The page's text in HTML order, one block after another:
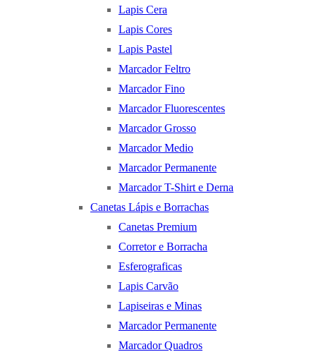
Lapis Cera
Lapis Cores
Lapis Pastel
Marcador Feltro
Marcador Fino
Marcador Fluorescentes
Marcador Grosso
Marcador Medio
Marcador Permanente
Marcador T-Shirt e Derna
Canetas Lápis e Borrachas
Canetas Premium
Corretor e Borracha
Esferograficas
Lapis Carvão
Lapiseiras e Minas
Marcador Permanente
Marcador Quadros